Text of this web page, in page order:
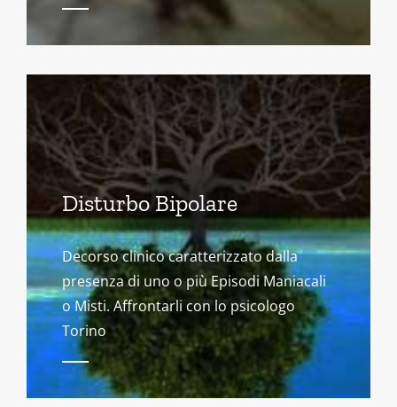
Disturbo Bipolare
Decorso clinico caratterizzato dalla
presenza di uno o più Episodi Maniacali
o Misti. Affrontarli con lo psicologo
Torino